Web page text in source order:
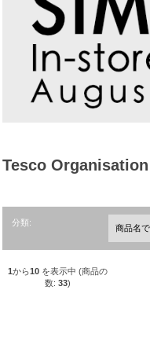
Tesco Organisation
分類:
1から10 を表示中 (商品の
数:33)